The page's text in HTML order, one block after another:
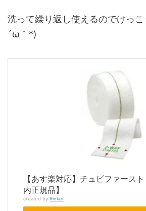
洗って繰り返し使えるのでけっ
´ω｀*)
【あす楽対応】チュビファー
内正規品】
created by Rinker